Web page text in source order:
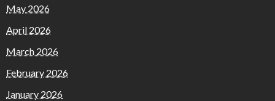
May 2026
April 2026
March 2026
February 2026
January 2026